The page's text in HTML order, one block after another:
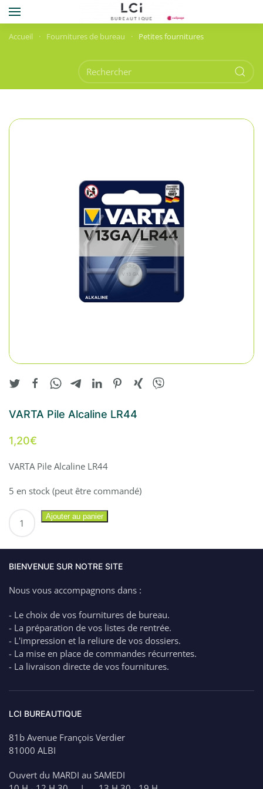
Skip to main content
Accueil Fournitures de bureau Petites fournitures
VARTA Pile Alcaline LR44
1,20€
VARTA Pile Alcaline LR44
5 en stock (peut être commandé)
Alcaline
Ajouter au panier
BIENVENUE SUR NOTRE SITE
Nous vous accompagnons dans :
- Le choix de vos fournitures de bureau.
- La préparation de vos listes de rentrée.
- L'impression et la reliure de vos dossiers.
- La mise en place de commandes récurrentes.
- La livraison directe de vos fournitures.
LCI BUREAUTIQUE
81b Avenue François Verdier
81000 ALBI
Ouvert du MARDI au SAMEDI